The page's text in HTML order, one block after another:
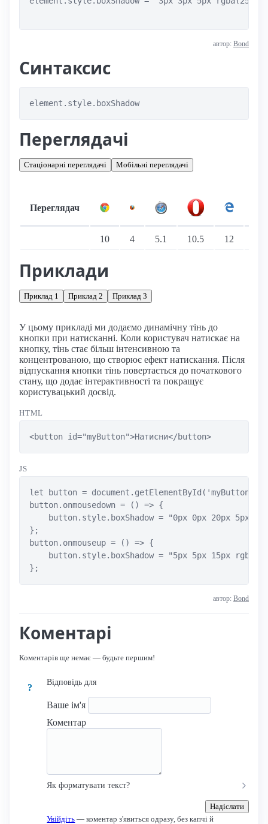
автор: Bond
Синтаксис
element.style.boxShadow
Переглядачі
Стаціонарні переглядачі Мобільні переглядачі
Переглядач
10 4 5.1 10.5 12
Приклади
Приклад 1 Приклад 2 Приклад 3
У цьому прикладі ми додаємо динамічну тінь до
кнопки при натисканні. Коли користувач натискає на
кнопку, тінь стає більш інтенсивною та
концентрованою, що створює ефект натискання. Після
відпускання кнопки тінь повертається до початкового
стану, що додає інтерактивності та покращує
користувацький досвід.
HTML
<button id="myButton">Натисни</button>
JS
let button = document.getElementById('myButton');
button.onmousedown = () => {
button.style.boxShadow = "0px 0px 20px 5px
};
button.onmouseup = () => {
button.style.boxShadow = "5px 5px 15px
};
автор: Bond
Коментарі
Коментарів ще немає — будьте першим!
?
Відповідь для
Ваше ім'я
Коментар
Як форматувати текст?
Надіслати
Увійдіть — коментар з'явиться одразу, без капчі й